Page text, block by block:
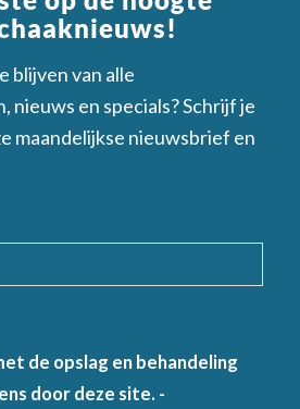
blijven van alle
nieuws en specials? Schrijf je
maandelijkse nieuwsbrief en
de opslag en behandeling
door deze site. -